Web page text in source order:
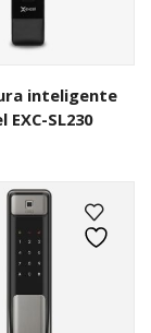
inteligente
EXC-SL230